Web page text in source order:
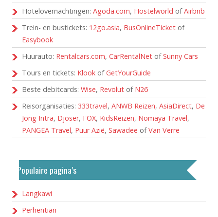
Hotelovernachtingen: Agoda.com, Hostelworld ofAirbnb
Trein- en bustickets: 12go.asia, BusOnlineTicket of
Easybook
Huurauto: Rentalcars.com, CarRentalNet ofSunny Cars
Tours en tickets: Klook ofGetYourGuide
Beste debitcards: Wise, Revolut of N26
Reisorganisaties: 333travel, ANWB Reizen, AsiaDirect, De
Jong Intra, Djoser, FOX, KidsReizen, Nomaya Travel,
PANGEA Travel, Puur Azië, Sawadee ofVan Verre
Populaire pagina’s
Langkawi
Perhentian